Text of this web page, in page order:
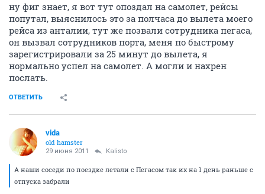
ну фиг знает, я вот тут опоздал на самолет, рейсы
попутал, выяснилось это за полчаса до вылета моего
рейса из анталии, тут же позвали сотрудника пегаса,
он вызвал сотрудников порта, меня по быстрому
зарегистрировали за 25 минут до вылета, я
нормально успел на самолет. А могли и нахрен
послать.
ОТВЕТИТЬ
vida
old hamster
29 июня 2011 Kalisto
А наши соседи по поездке летали с Пегасом так их на 1 день раньше с
отпуска забрали